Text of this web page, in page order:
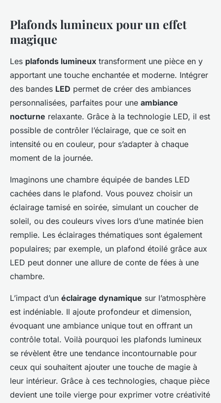
Plafonds lumineux pour un effet
magique
Les plafonds lumineux transforment une pièce en y
apportant une touche enchantée et moderne. Intégrer
des bandes LED permet de créer des ambiances
personnalisées, parfaites pour une ambiance
nocturne relaxante. Grâce à la technologie LED, il est
possible de contrôler l’éclairage, que ce soit en
intensité ou en couleur, pour s’adapter à chaque
moment de la journée.
Imaginons une chambre équipée de bandes LED
cachées dans le plafond. Vous pouvez choisir un
éclairage tamisé en soirée, simulant un coucher de
soleil, ou des couleurs vives lors d’une matinée bien
remplie. Les éclairages thématiques sont également
populaires; par exemple, un plafond étoilé grâce aux
LED peut donner une allure de conte de fées à une
chambre.
L’impact d’un éclairage dynamique sur l’atmosphère
est indéniable. Il ajoute profondeur et dimension,
évoquant une ambiance unique tout en offrant un
contrôle total. Voilà pourquoi les plafonds lumineux
se révèlent être une tendance incontournable pour
ceux qui souhaitent ajouter une touche de magie à
leur intérieur. Grâce à ces technologies, chaque pièce
devient une toile vierge pour exprimer votre créativité